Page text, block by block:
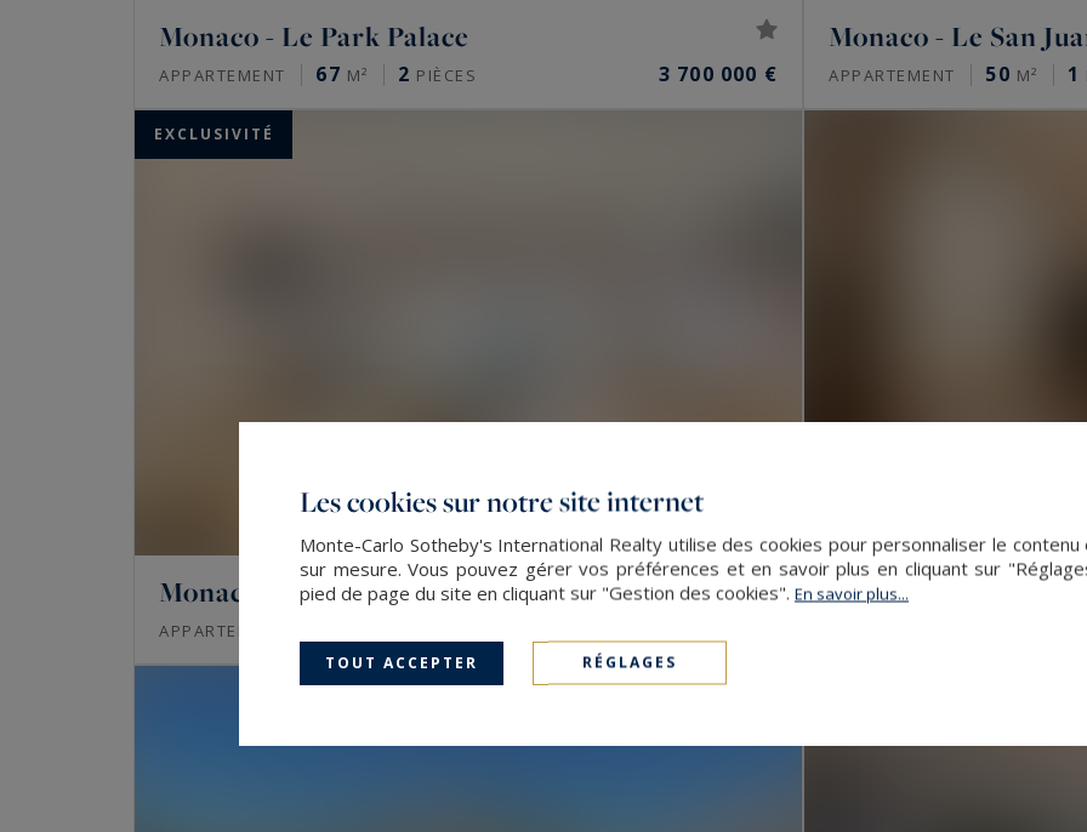
Monaco - Le Park Palace
APPARTEMENT 67 M² 2 PIÈCES 3 700 000 €
Monaco - Le San
APPARTEMENT 50 M² 1
EXCLUSIVITÉ
Monaco - Le Monte-Carlo Sun
APPARTEMENT
Monaco - Winter
Les cookies sur notre site internet
Monte-Carlo Sotheby's International Realty utilise des cookies pour personnaliser le
sur mesure. Vous pouvez gérer vos préférences et en savoir plus en cliquant sur
pied de page du site en cliquant sur "Gestion des cookies". En savoir plus...
TOUT ACCEPTER RÉGLAGES